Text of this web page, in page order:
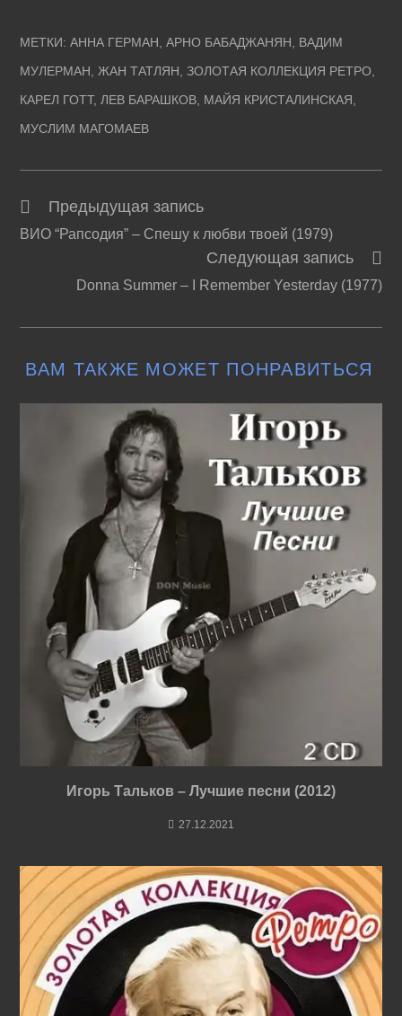
МЕТКИ:АННА ГЕРМАН, АРНО БАБАДЖАНЯН, ВАДИМ
МУЛЕРМАН, ЖАН ТАТЛЯН, ЗОЛОТАЯ КОЛЛЕКЦИЯ РЕТРО,
КАРЕЛ ГОТТ, ЛЕВ БАРАШКОВ, МАЙЯ КРИСТАЛИНСКАЯ,
МУСЛИМ МАГОМАЕВ
Читать
далее
Предыдущая запись
ВИО “Рапсодия” – Спешу к любви твоей (1979)
Следующая запись
Donna Summer – I Remember Yesterday (1977)
ВАМ ТАКЖЕ МОЖЕТ ПОНРАВИТЬСЯ
Игорь Тальков – Лучшие песни (2012)
27.12.2021